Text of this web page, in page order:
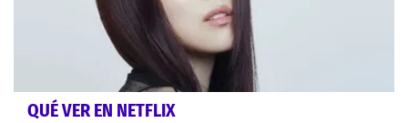
QUÉ VER EN NETFLIX